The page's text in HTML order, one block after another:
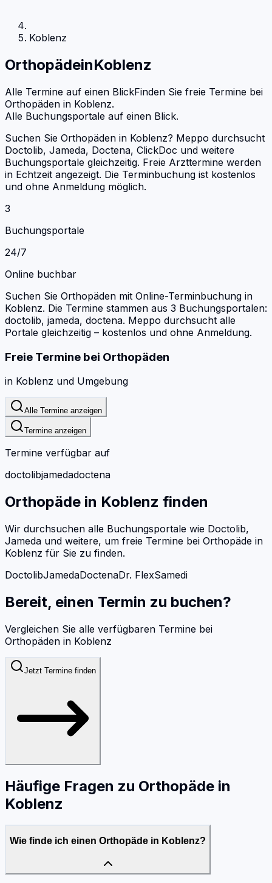
Koblenz
OrthopädeinKoblenz
Alle Termine auf einen BlickFinden Sie freie Termine bei
Orthopäden in Koblenz.
Alle Buchungsportale auf einen Blick.
Suchen Sie Orthopäden in Koblenz? Meppo durchsucht
Doctolib, Jameda, Doctena, ClickDoc und weitere
Buchungsportale gleichzeitig. Freie Arzttermine werden
in Echtzeit angezeigt. Die Terminbuchung ist kostenlos
und ohne Anmeldung möglich.
3
Buchungsportale
24/7
Online buchbar
Suchen Sie Orthopäden mit Online-Terminbuchung in
Koblenz. Die Termine stammen aus 3 Buchungsportalen:
doctolib, jameda, doctena. Meppo durchsucht alle
Portale gleichzeitig – kostenlos und ohne Anmeldung.
Freie Termine bei Orthopäden
in Koblenz und Umgebung
Alle Termine anzeigen
Termine anzeigen
Termine verfügbar auf
doctolibjamedadoctena
Orthopäde in Koblenz finden
Wir durchsuchen alle Buchungsportale wie Doctolib,
Jameda und weitere, um freie Termine bei Orthopäde in
Koblenz für Sie zu finden.
DoctolibJamedaDoctenaDr. FlexSamedi
Bereit, einen Termin zu buchen?
Vergleichen Sie alle verfügbaren Termine bei
Orthopäden in Koblenz
Jetzt Termine finden
Häufige Fragen zu Orthopäde in
Koblenz
Wie finde ich einen Orthopäde in Koblenz?